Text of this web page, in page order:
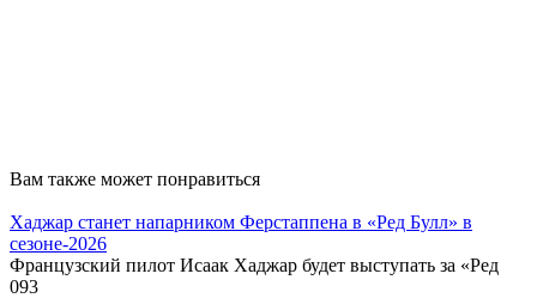
Вам также может понравиться
Хаджар станет напарником Ферстаппена в «Ред Булл» в
сезоне‑2026
Французский пилот Исаак Хаджар будет выступать за «Ред
093